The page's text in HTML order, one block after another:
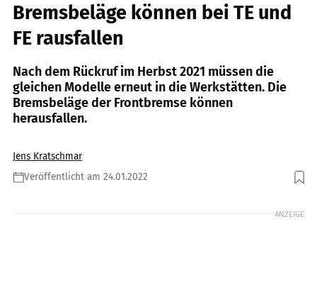
Bremsbeläge können bei TE und
FE rausfallen
Nach dem Rückruf im Herbst 2021 müssen die
gleichen Modelle erneut in die Werkstätten. Die
Bremsbeläge der Frontbremse können
herausfallen.
Jens Kratschmar
Veröffentlicht am 24.01.2022
Foto: Husqvarna
ANZEIGE